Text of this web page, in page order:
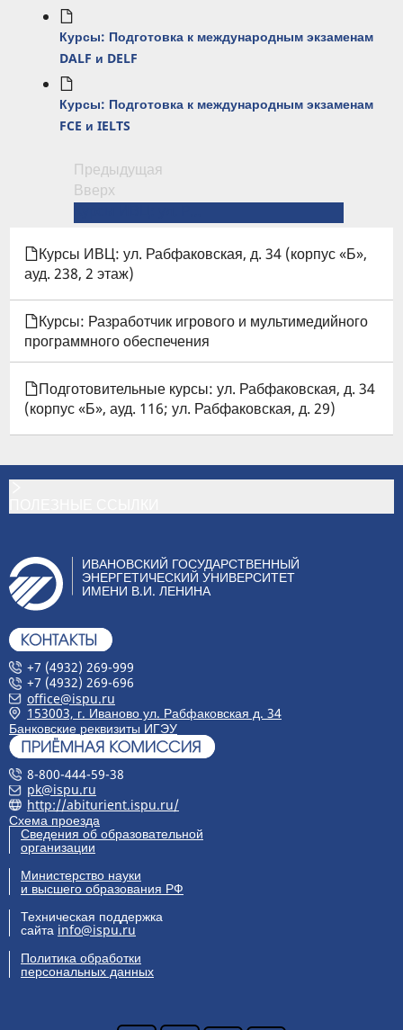
Курсы: Подготовка к международным экзаменам
DALF и DELF
Курсы: Подготовка к международным экзаменам
FCE и IELTS
ПЕРЕКРЁСТНЫЕ
КНИГИ
ДЛЯ
ДОПОЛНИТЕЛЬНОЕ
ОБРАЗОВАНИЕ
Предыдущая
Вверх
Курсы ИВЦ: ул. Рабфаковская, д. 34 (корпус «Б»,
ауд. 238, 2 этаж)
Курсы: Разработчик игрового и мультимедийного
программного обеспечения
Подготовительные курсы: ул. Рабфаковская, д. 34
(корпус «Б», ауд. 116; ул. Рабфаковская, д. 29)
ИВАНОВСКИЙ ГОСУДАРСТВЕННЫЙ
ЭНЕРГЕТИЧЕСКИЙ УНИВЕРСИТЕТ
ИМЕНИ В.И. ЛЕНИНА
+7 (4932) 269-999
+7 (4932) 269-696
office@ispu.ru
153003, г. Иваново ул. Рабфаковская д. 34
Банковские реквизиты ИГЭУ
8-800-444-59-38
pk@ispu.ru
http://abiturient.ispu.ru/
Схема проезда
Сведения об образовательной
организации
Министерство науки
и высшего образования РФ
Техническая поддержка
сайта info@ispu.ru
Политика обработки
персональных данных